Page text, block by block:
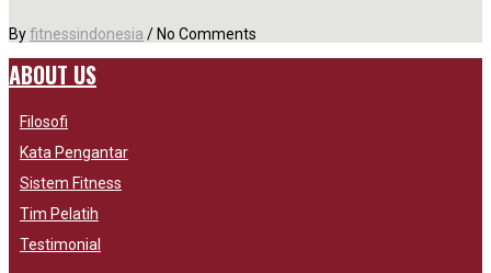
Byfitnessindonesia / No Comments
ABOUT US
Filosofi
Kata Pengantar
Sistem Fitness
Tim Pelatih
Testimonial